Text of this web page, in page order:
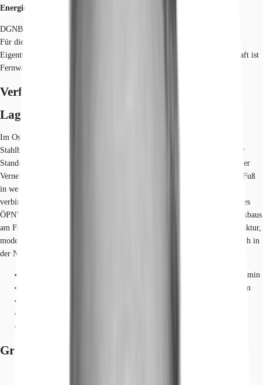
Energieausweis
DGNB: Gold
Für diese Liegenschaft liegt ein Bedarfsausweis vom 26.05.2022 vom
Eigentümer/Vermieter vor. Der wesentliche Energieträger der Liegenschaft ist
Fernwärme. Endenergiebedarf: 72,5 kWh/(m²*a)
Verfügbare Fläche
Lage und Verkehrsanbindung
Im Osten des Leipziger Zentrums gelegen, dominiert der markante
Stahlbetonbau des Listhauses am Friedrich-List-Platz die Umgebung. Der
Standort des Objekts wird zudem höchsten Ansprüchen verkehrstechnischer
Vernetzung gerecht. Das Stadtzentrum und der Hauptbahnhof können zu Fuß
in weniger als 15 Minuten erreicht werden. Die direkt anliegende B 2
verbindet das Objekt mit den Autobahnen A 9 und A 14. Die Haltestelle des
ÖPNV befindet sich direkt vor dem repräsentativen Haupteingang des Eckbaus
am Friedrich-List-Platz. Das Objekt vereint somit herausragende Infrastruktur,
moderne Architektur und flexible Büroräume. Eine Tankstelle befindet sich in
der Nähe. Dienstleister des täglichen Bedarfs befinden sich in der Nähe.
Straßenbahn/Tram, Friedrich-List-Platz, Linien 1, 3, 8, Gehzeit: 1 min
Bus, Leipzig Hauptbahnhof, Linien u.a. 72, 73, 89, Gehzeit: 12 min
Grundrisse